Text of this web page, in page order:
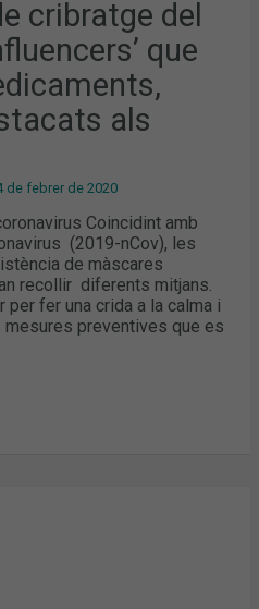
cribratge del
que
als
de febrer de 2020
Coincidint amb
(2019-nCov), les
de màscares
recollir diferents mitjans.
per fer una crida a la calma i
mesures preventives que es